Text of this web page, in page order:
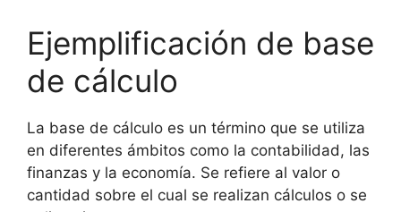
Ejemplificación de base
de cálculo
La base de cálculo es un término que se utiliza
en diferentes ámbitos como la contabilidad, las
finanzas y la economía. Se refiere al valor o
cantidad sobre el cual se realizan cálculos o se